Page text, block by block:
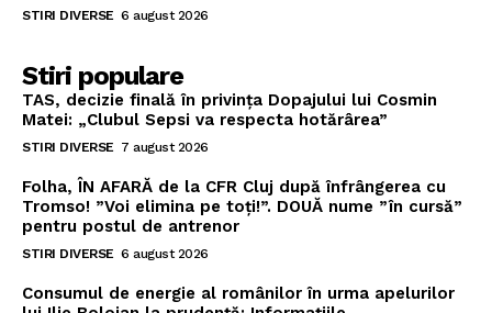
STIRI DIVERSE 6 august 2026
Stiri populare
TAS, decizie finală în privința Dopajului lui Cosmin
Matei: „Clubul Sepsi va respecta hotărârea”
STIRI DIVERSE 7 august 2026
Folha, ÎN AFARĂ de la CFR Cluj după înfrângerea cu
Tromso! ”Voi elimina pe toți!”. DOUĂ nume ”în cursă”
pentru postul de antrenor
STIRI DIVERSE 6 august 2026
Consumul de energie al românilor în urma apelurilor